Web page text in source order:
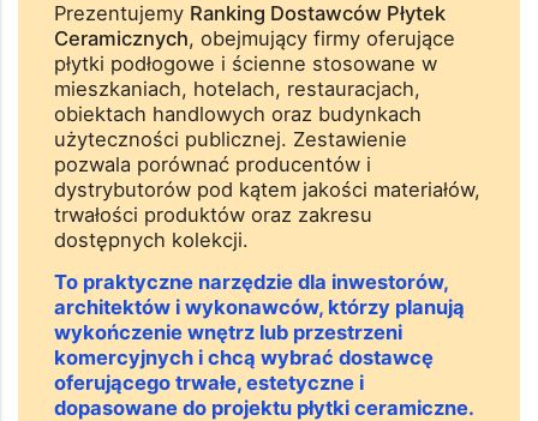
Prezentujemy Ranking Dostawców Płytek
Ceramicznych, obejmujący firmy oferujące
płytki podłogowe i ścienne stosowane w
mieszkaniach, hotelach, restauracjach,
obiektach handlowych oraz budynkach
użyteczności publicznej. Zestawienie
pozwala porównać producentów i
dystrybutorów pod kątem jakości materiałów,
trwałości produktów oraz zakresu
dostępnych kolekcji.
To praktyczne narzędzie dla inwestorów,
architektów i wykonawców, którzy planują
wykończenie wnętrz lub przestrzeni
komercyjnych i chcą wybrać dostawcę
oferującego trwałe, estetyczne i
dopasowane do projektu płytki ceramiczne.